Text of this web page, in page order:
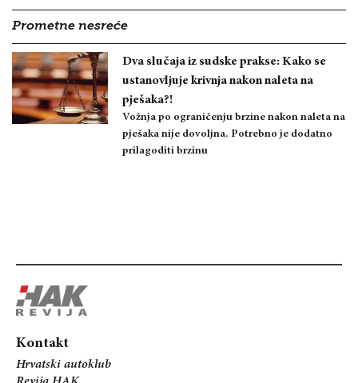
Prometne nesreće
Dva slučaja iz sudske prakse: Kako se
ustanovljuje krivnja nakon naleta na
pješaka?!
Vožnja po ograničenju brzine nakon naleta na
pješaka nije dovoljna. Potrebno je dodatno
prilagoditi brzinu
Kontakt
Hrvatski autoklub